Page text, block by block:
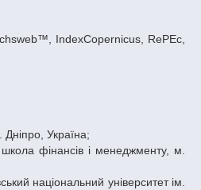
IndexCopernicus, RePEc,
Україна;
фінансів і менеджменту, м.
національний університет ім.